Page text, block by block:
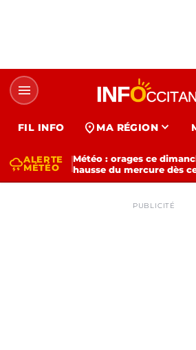
menu
FIL INFO location_on MA RÉGION expand_more
thunderstormALERTE
MÉTÉO
Météo : orages ce
hausse du mercure dès
PUBLICITÉ